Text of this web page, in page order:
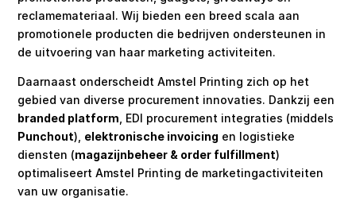
reclamemateriaal. Wij bieden een breed scala aan
promotionele producten die bedrijven ondersteunen in
de uitvoering van haar marketing activiteiten.
Daarnaast onderscheidt Amstel Printing zich op het
gebied van diverse procurement innovaties. Dankzij een
branded platform , EDI procurement integraties (middels
Punchout), elektronische invoicing en logistieke
diensten (magazijnbeheer & order fulfillment)
optimaliseert Amstel Printing de marketingactiviteiten
van uw organisatie.